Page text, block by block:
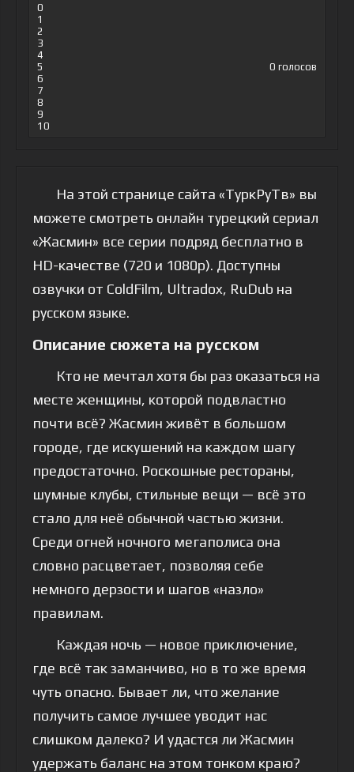
0
1
2
3
4
5
6
7
8
9
10
0 голосов
На этой странице сайта «ТуркРуТв» вы
можете смотреть онлайн турецкий сериал
«Жасмин» все серии подряд бесплатно в
HD-качестве (720 и 1080p). Доступны
озвучки от ColdFilm, Ultradox, RuDub на
русском языке.
Описание сюжета на русском
Кто не мечтал хотя бы раз оказаться на
месте женщины, которой подвластно
почти всё? Жасмин живёт в большом
городе, где искушений на каждом шагу
предостаточно. Роскошные рестораны,
шумные клубы, стильные вещи — всё это
стало для неё обычной частью жизни.
Среди огней ночного мегаполиса она
словно расцветает, позволяя себе
немного дерзости и шагов «назло»
правилам.
Каждая ночь — новое приключение,
где всё так заманчиво, но в то же время
чуть опасно. Бывает ли, что желание
получить самое лучшее уводит нас
слишком далеко? И удастся ли Жасмин
удержать баланс на этом тонком краю?